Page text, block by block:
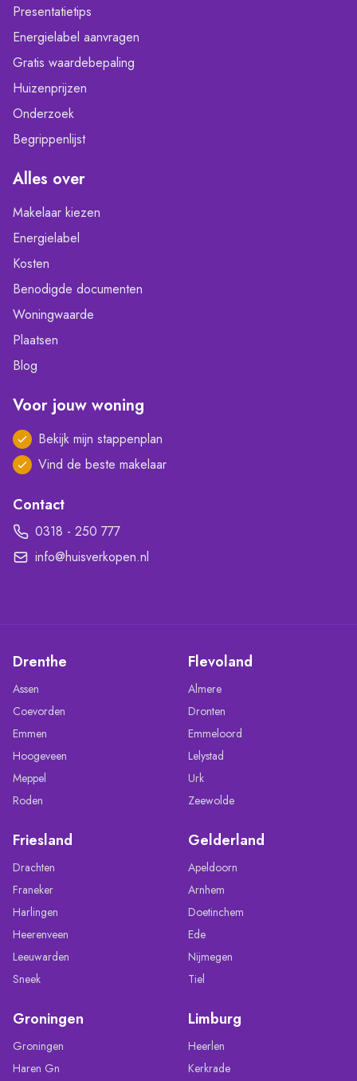
Presentatietips
Energielabel aanvragen
Gratis waardebepaling
Huizenprijzen
Onderzoek
Begrippenlijst
Alles over
Makelaar kiezen
Energielabel
Kosten
Benodigde documenten
Woningwaarde
Plaatsen
Blog
Voor jouw woning
Bekijk mijn stappenplan
Vind de beste makelaar
Contact
0318 - 250 777
info@huisverkopen.nl
Drenthe
Assen
Coevorden
Emmen
Hoogeveen
Meppel
Roden
Flevoland
Almere
Dronten
Emmeloord
Lelystad
Urk
Zeewolde
Friesland
Drachten
Franeker
Harlingen
Heerenveen
Leeuwarden
Sneek
Gelderland
Apeldoorn
Arnhem
Doetinchem
Ede
Nijmegen
Tiel
Groningen
Groningen
Haren Gn
Limburg
Heerlen
Kerkrade